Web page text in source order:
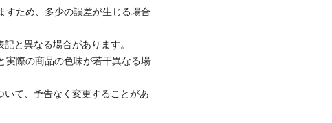
ため、多少の誤差が生じる場合
と異なる場合があります。
際の商品の色味が若干異なる場
て、予告なく変更することがあ